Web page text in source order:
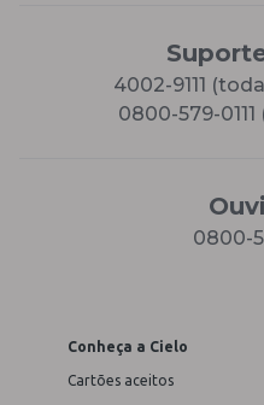
4002-9111
0800-579-
0800-
Conheça a Cielo
Cartões aceitos